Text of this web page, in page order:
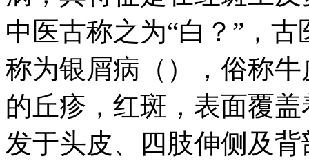
中医古称之为“白？”，
称为银屑病（），俗称
的丘疹，红斑，表面覆
发于头皮、四肢伸侧及